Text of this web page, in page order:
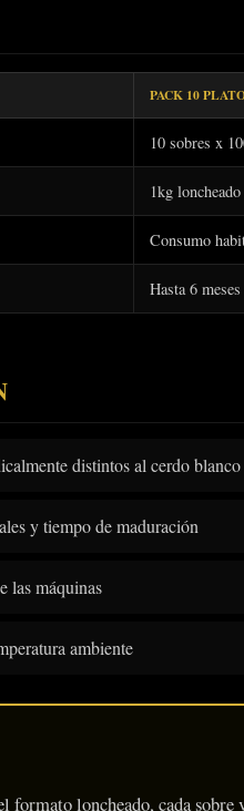
PACK 10
10 sobres x
1kg
Consumo
Hasta 6
distintos al cerdo blanco
y tiempo de maduración
las máquinas
ambiente
formato loncheado, cada